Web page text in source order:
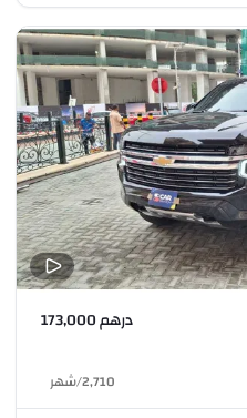
درهم 173,000
2,710
/شهر